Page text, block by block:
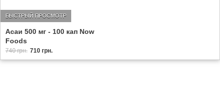
Асаи 500 мг - 100 кап Now
Foods
БЫСТРЫЙ ПРОСМОТР
740 грн. 710 грн.